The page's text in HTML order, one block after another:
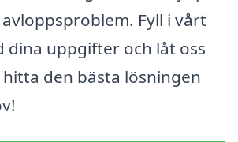
Fyll i vårt
dina uppgifter och låt oss
den bästa lösningen